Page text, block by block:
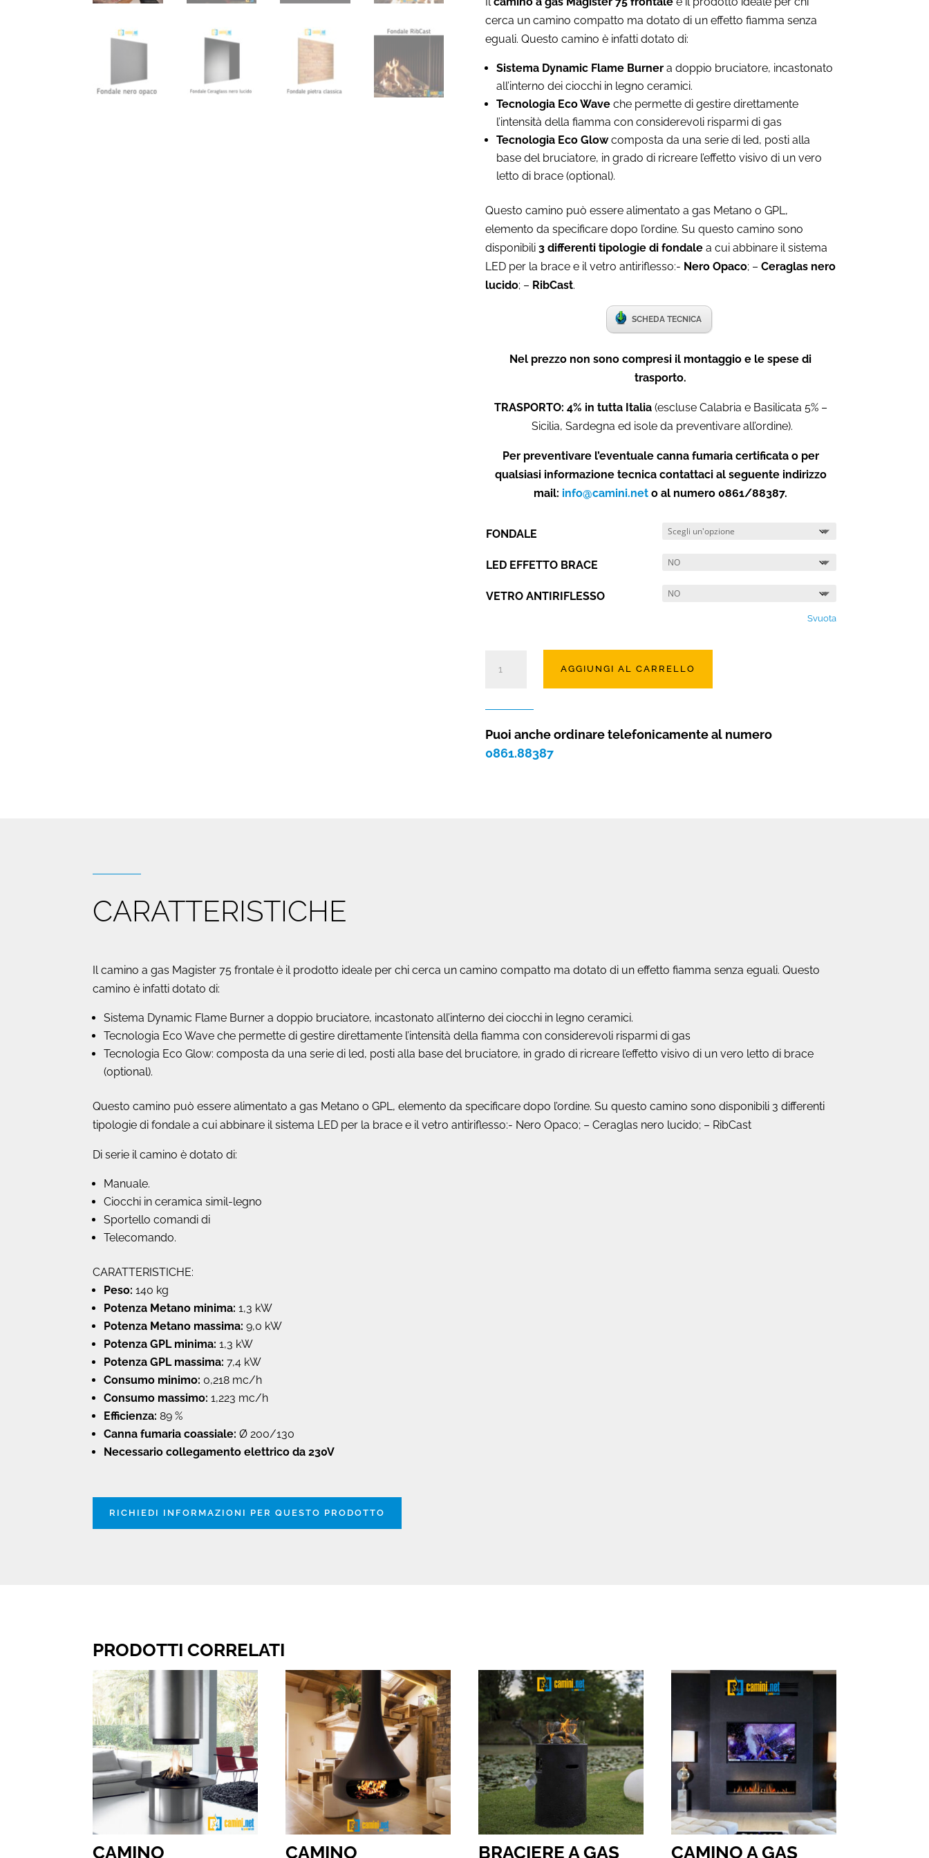
cerca un camino compatto ma dotato di un effetto fiamma senza
eguali. Questo camino è infatti dotato di:
Sistema Dynamic Flame Burnera doppio bruciatore, incastonato
all’interno dei ciocchi in legno ceramici.
Tecnologia Eco Waveche permette di gestire direttamente
l’intensità della fiamma con considerevoli risparmi di gas
Tecnologia Eco Glowcomposta da una serie di led, posti alla
base del bruciatore, in grado di ricreare l’effetto visivo di un vero
letto di brace (optional).
Questo camino può essere alimentato a gas Metano o GPL,
elemento da specificare dopo l’ordine. Su questo camino sono
disponibili 3 differenti tipologie di fondalea cui abbinare il sistema
LED per la brace e il vetro antiriflesso:- Nero Opaco; – Ceraglas nero
lucido; – RibCast.
SCHEDA TECNICA
Nel prezzo non sono compresi il montaggio e le spese di
trasporto.
TRASPORTO: 4% in tutta Italia (escluse Calabria e Basilicata 5% –
Sicilia, Sardegna ed isole da preventivare all’ordine).
Per preventivare l’eventuale canna fumaria certificata o per
qualsiasi informazione tecnica contattaci al seguente indirizzo
mail: info@camini.net o al numero 0861/88387.
FONDALE
LED EFFETTO BRACE
VETRO ANTIRIFLESSO
Svuota
75
frontale
AGGIUNGI AL CARRELLO
Puoi anche ordinare telefonicamente al numero
0861.88387
CARATTERISTICHE
Il camino a gas Magister 75 frontale è il prodotto ideale per chi cerca un camino compatto ma dotato di un effetto fiamma senza eguali. Questo
camino è infatti dotato di:
Sistema Dynamic Flame Burner a doppio bruciatore, incastonato all’interno dei ciocchi in legno ceramici.
Tecnologia Eco Wave che permette di gestire direttamente l’intensità della fiamma con considerevoli risparmi di gas
Tecnologia Eco Glow: composta da una serie di led, posti alla base del bruciatore, in grado di ricreare l’effetto visivo di un vero letto di brace
(optional).
Questo camino può essere alimentato a gas Metano o GPL, elemento da specificare dopo l’ordine. Su questo camino sono disponibili 3 differenti
tipologie di fondale a cui abbinare il sistema LED per la brace e il vetro antiriflesso:- Nero Opaco; – Ceraglas nero lucido; – RibCast
Di serie il camino è dotato di:
Manuale.
Ciocchi in ceramica simil-legno
Sportello comandi di
Telecomando.
CARATTERISTICHE:
Peso: 140 kg
Potenza Metano minima: 1,3 kW
Potenza Metano massima: 9,0 kW
Potenza GPL minima: 1,3 kW
Potenza GPL massima: 7,4 kW
Consumo minimo: 0,218 mc/h
Consumo massimo: 1,223 mc/h
Efficienza:89 %
Canna fumaria coassiale: Ø 200/130
Necessario collegamento elettrico da 230V
RICHIEDI INFORMAZIONI PER QUESTO PRODOTTO
PRODOTTI CORRELATI
CAMINO CAMINO BRACIERE A GAS CAMINO A GAS